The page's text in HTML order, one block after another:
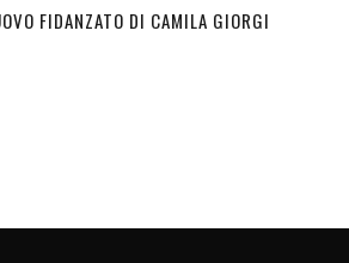
FIDANZATO DI CAMILA GIORGI